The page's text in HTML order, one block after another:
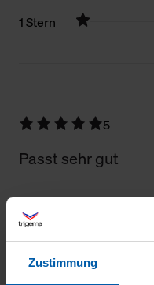
Zustimmung
1 Stern
5
Passt sehr gut